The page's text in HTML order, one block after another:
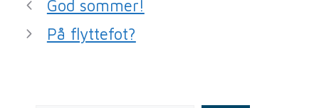
b
o
dI
n
God sommer!
På flyttefot?